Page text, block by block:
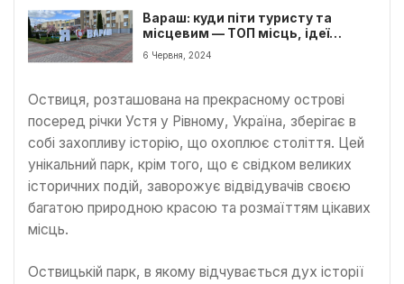
Вараш: куди піти туристу та
місцевим — ТОП місць, ідеї
відпочинку
6 Червня, 2024
Оствиця, розташована на прекрасному острові
посеред річки Устя у Рівному, Україна, зберігає в
собі захопливу історію, що охоплює століття. Цей
унікальний парк, крім того, що є свідком великих
історичних подій, заворожує відвідувачів своєю
багатою природною красою та розмаїттям цікавих
місць.
Оствицькій парк, в якому відчувається дух історії